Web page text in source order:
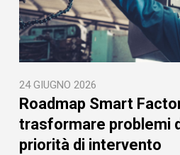
24 GIUGNO 2026
Roadmap Smart
trasformare problemi
priorità di intervento